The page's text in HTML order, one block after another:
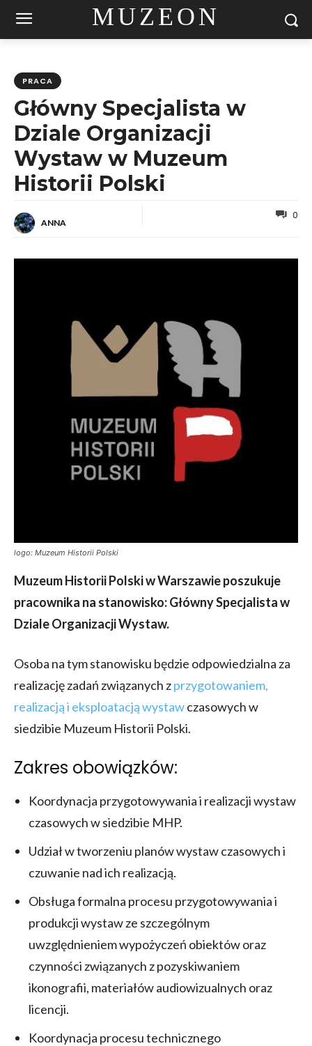
MUZEON
PRACA
Główny Specjalista w
Dziale Organizacji
Wystaw w Muzeum
Historii Polski
ANNA
0
logo: Muzeum Historii Polski
Muzeum Historii Polski w Warszawie poszukuje
pracownika na stanowisko: Główny Specjalista w
Dziale Organizacji Wystaw.
Osoba na tym stanowisku będzie odpowiedzialna za
realizację zadań związanych zprzygotowaniem,
realizacją i eksploatacją wystawczasowych w
siedzibie Muzeum Historii Polski.
Zakres obowiązków:
Koordynacja przygotowywania i realizacji wystaw
czasowych w siedzibie MHP.
Udział w tworzeniu planów wystaw czasowych i
czuwanie nad ich realizacją.
Obsługa formalna procesu przygotowywania i
produkcji wystaw ze szczególnym
uwzględnieniem wypożyczeń obiektów oraz
czynności związanych z pozyskiwaniem
ikonografii, materiałów audiowizualnych oraz
licencji.
Koordynacja procesu technicznego